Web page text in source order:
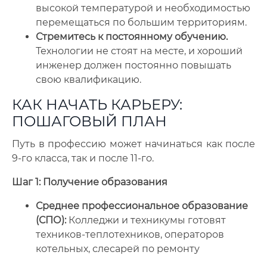
высокой температурой и необходимостью
перемещаться по большим территориям.
Стремитесь к постоянному обучению.
Технологии не стоят на месте, и хороший
инженер должен постоянно повышать
свою квалификацию.
КАК НАЧАТЬ КАРЬЕРУ:
ПОШАГОВЫЙ ПЛАН
Путь в профессию может начинаться как после
9-го класса, так и после 11-го.
Шаг 1: Получение образования
Среднее профессиональное образование
(СПО):Колледжи и техникумы готовят
техников-теплотехников, операторов
котельных, слесарей по ремонту